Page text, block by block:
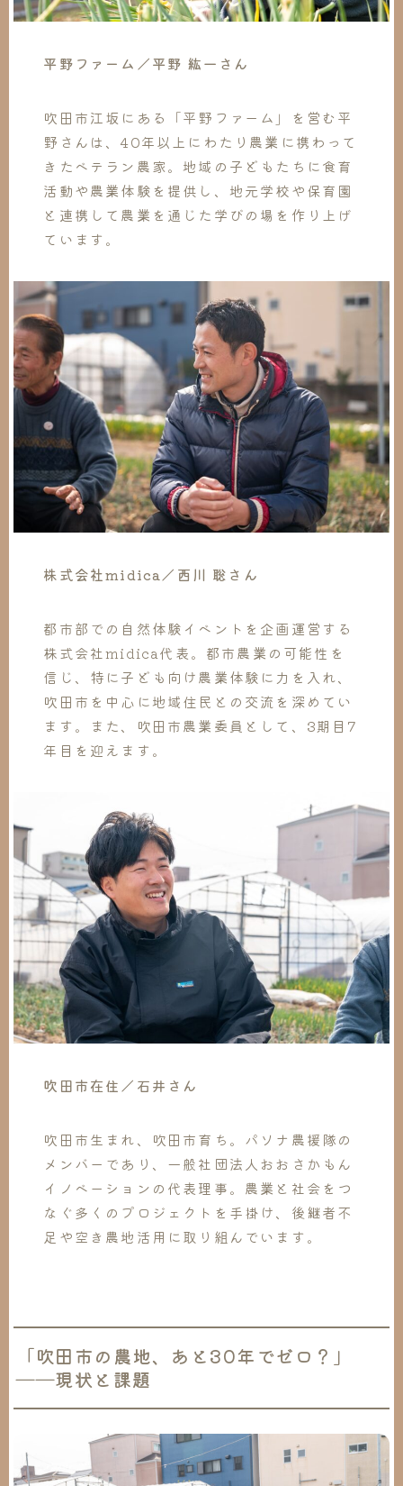
平野ファーム／平野 紘一さん
吹田市江坂にある「平野ファーム」を営む平
野さんは、40年以上にわたり農業に携わって
きたベテラン農家。地域の子どもたちに食育
活動や農業体験を提供し、地元学校や保育園
と連携して農業を通じた学びの場を作り上げ
ています。
株式会社midica／西川 聡さん
都市部での自然体験イベントを企画運営する
株式会社midica代表。都市農業の可能性を
信じ、特に子ども向け農業体験に力を入れ、
吹田市を中心に地域住民との交流を深めてい
ます。また、吹田市農業委員として、3期目7
年目を迎えます。
吹田市在住／石井さん
吹田市生まれ、吹田市育ち。パソナ農援隊の
メンバーであり、一般社団法人おおさかもん
イノベーションの代表理事。農業と社会をつ
なぐ多くのプロジェクトを手掛け、後継者不
足や空き農地活用に取り組んでいます。
「吹田市の農地、あと30年でゼロ？」
――現状と課題